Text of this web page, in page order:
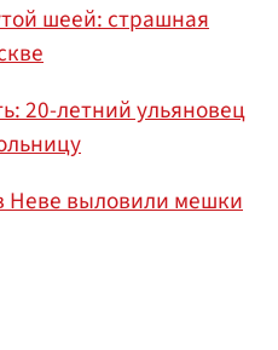
шеей: страшная
20-летний ульяновец
Неве выловили мешки